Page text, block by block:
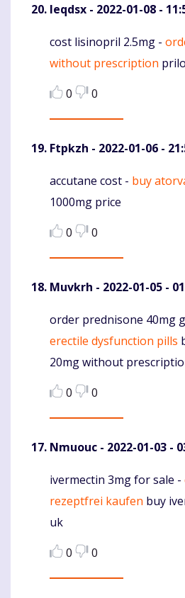
Ieqdsx - 2022-01-08 -
Komentaras
cost lisinopril 2.5mg -
without prescription
0
0
Ftpkzh - 2022-01-06 -
Komentaras
accutane cost - buy
1000mg price
0
0
Muvkrh - 2022-01-05 -
Komentaras
order prednisone 40mg
erectile dysfunction pills
20mg without
0
0
Nmuouc - 2022-01-03 -
Komentaras
ivermectin 3mg for sale -
rezeptfrei kaufen buy
uk
0
0